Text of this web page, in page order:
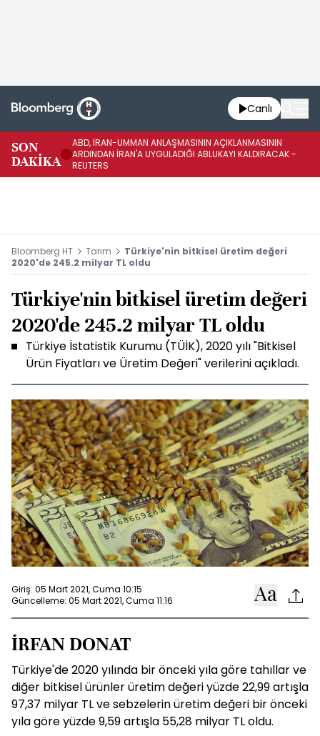
Canlı
SON
DAKİKA
ABD, İRAN-UMMAN ANLAŞMASININ AÇIKLANMASININ
ARDINDAN İRAN'A UYGULADIĞI ABLUKAYI KALDIRACAK -
REUTERS
Bloomberg HT Tarım
Türkiye'nin bitkisel üretim değeri
2020'de 245.2 milyar TL oldu
Türkiye'nin bitkisel üretim değeri
2020'de 245.2 milyar TL oldu
Türkiye İstatistik Kurumu (TÜİK), 2020 yılı "Bitkisel
Ürün Fiyatları ve Üretim Değeri" verilerini açıkladı.
Giriş: 05 Mart 2021, Cuma 10:15
Güncelleme: 05 Mart 2021, Cuma 11:16
İRFAN DONAT
Türkiye'de 2020 yılında bir önceki yıla göre tahıllar ve
diğer bitkisel ürünler üretim değeri yüzde 22,99 artışla
97,37 milyar TL ve sebzelerin üretim değeri bir önceki
yıla göre yüzde 9,59 artışla 55,28 milyar TL oldu.